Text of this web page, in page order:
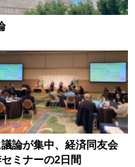
論が集中、経済同友会
ミナーの2日間